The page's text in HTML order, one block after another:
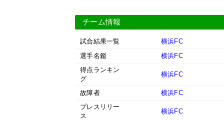
チーム情報
試合結果一覧
横浜FC
選手名鑑
横浜FC
得点ランキン
グ
横浜FC
故障者
横浜FC
プレスリリー
ス
横浜FC